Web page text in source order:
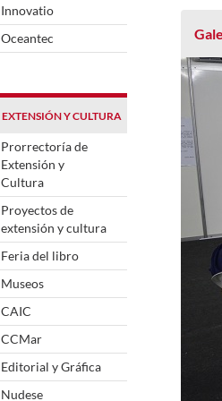
Innovatio
Oceantec
EXTENSIÓN Y CULTURA
Prorrectoría de
Extensión y
Cultura
Proyectos de
extensión y cultura
Feria del libro
Museos
CAIC
CCMar
Editorial y Gráfica
Nudese